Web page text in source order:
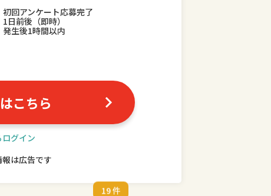
初回アンケート応募完了
1日前後（即時）
発生後1時間以内
こちら
グイン
は広告です